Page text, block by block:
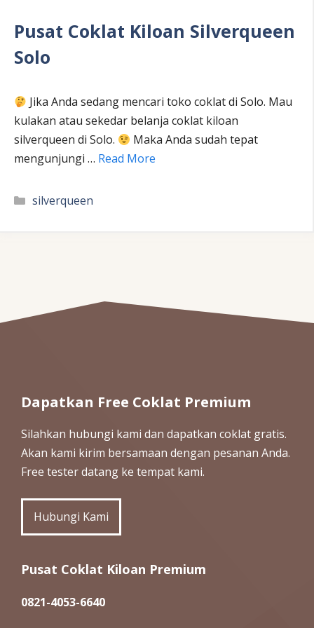
Pusat Coklat Kiloan Silverqueen
Solo
Jika Anda sedang mencari toko coklat di Solo. Mau
kulakan atau sekedar belanja coklat kiloan
silverqueen di Solo.
Maka Anda sudah tepat
mengunjungi … Read More
Kategori
silverqueen
Dapatkan Free Coklat Premium
Silahkan hubungi kami dan dapatkan coklat gratis.
Akan kami kirim bersamaan dengan pesanan Anda.
Free tester datang ke tempat kami.
Hubungi Kami
Pusat Coklat Kiloan Premium
0821-4053-6640